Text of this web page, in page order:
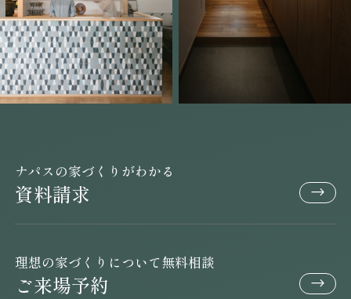
ナパスの家づくりがわかる
資料請求
理想の家づくりについて無料相談
ご来場予約